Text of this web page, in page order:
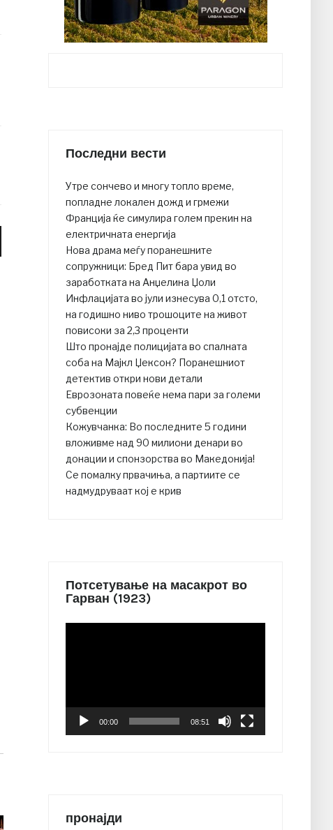
Последни вести
Утре сончево и многу топло време,
попладне локален дожд и грмежи
Франција ќе симулира голем прекин на
електричната енергија
Нова драма меѓу поранешните
сопружници: Бред Пит бара увид во
заработката на Анџелина Џоли
Инфлацијата во јули изнесува 0,1 отсто,
на годишно ниво трошоците на живот
повисоки за 2,3 проценти
Што пронајде полицијата во спалната
соба на Мајкл Џексон? Поранешниот
детектив откри нови детали
Еврозоната повеќе нема пари за големи
субвенции
Кожувчанка: Во последните 5 години
вложивме над 90 милиони денари во
донации и спонзорства во Македонија!
Се помалку првачиња, а партиите се
надмудруваат кој е крив
Потсетување на масакрот во
Гарван (1923)
00:00 08:51
пронајди